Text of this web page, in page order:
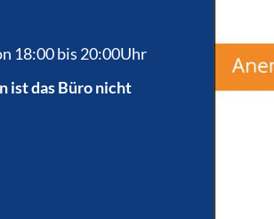
18:00 bis 20:00Uhr
ist das Büro nicht